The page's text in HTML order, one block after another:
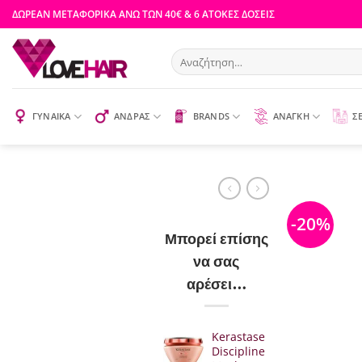
Μετάβαση
στο
περιεχόμενο
ΔΩΡΕΑΝ ΜΕΤΑΦΟΡΙΚΑ ΑΝΩ ΤΩΝ 40€ & 6 ΑΤΟΚΕΣ ΔΟΣΕΙΣ
Αναζήτηση
για:
ΓΥΝΑΙΚΑ ΑΝΔΡΑΣ BRANDS ΑΝΑΓΚΗ
Μπορεί επίσης
να σας
αρέσει…
Kerastase
Discipline
-20%